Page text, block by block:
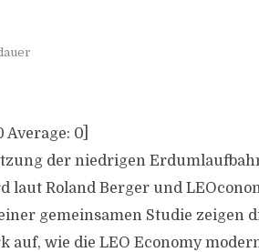
Average: 0
der niedrigen
laut Roland Berger und
gemeinsamen Studie zeigen
auf, wie die LEO Economy